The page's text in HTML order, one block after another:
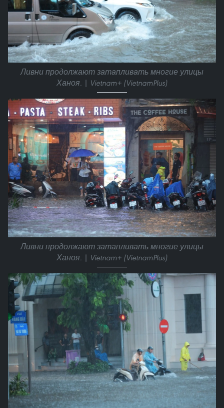
Ливни продолжают затапливать многие улицы
Ханоя. | Vietnam+ (VietnamPlus)
Ливни продолжают затапливать многие улицы
Ханоя. | Vietnam+ (VietnamPlus)